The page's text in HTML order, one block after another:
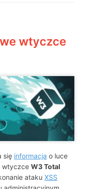
wtyczce
się informacja o luce
wtyczce W3 Total
ataku XSS